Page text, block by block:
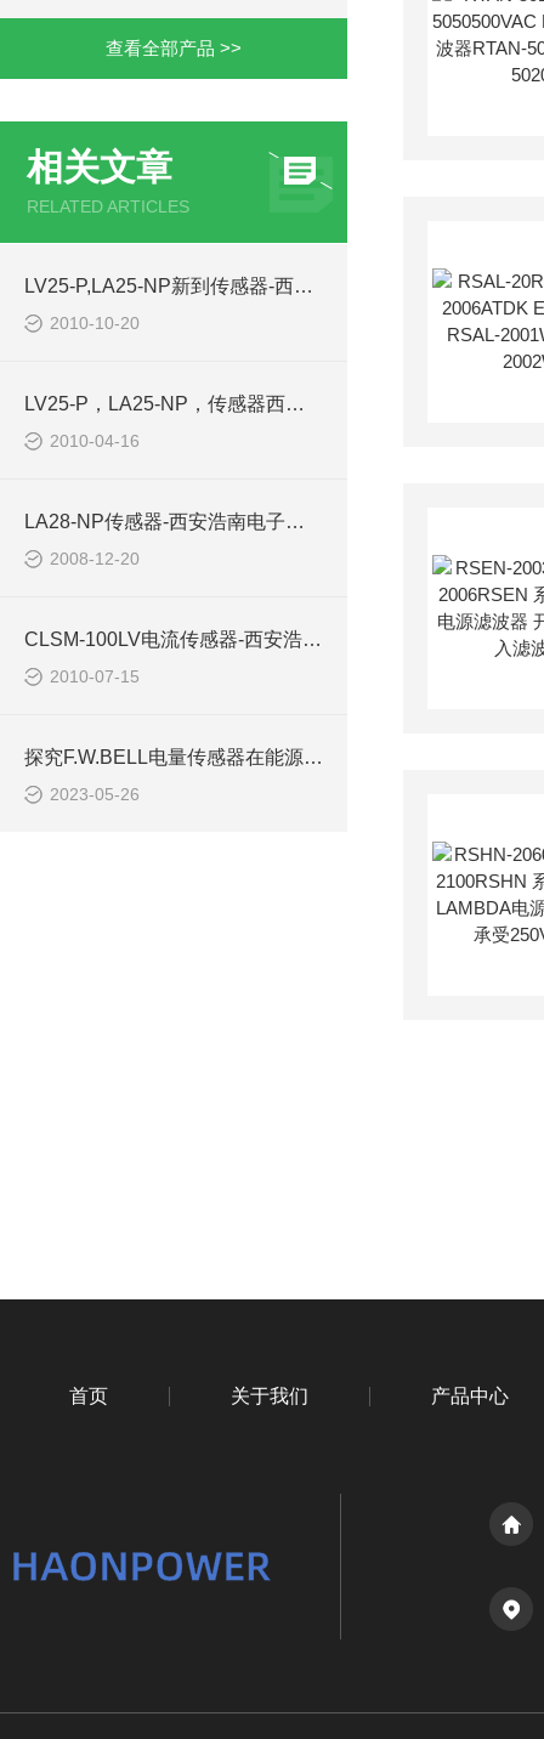
查看全部产品 >>
相关文章
RELATED ARTICLES
LV25-P,LA25-NP新到传感器-西安浩南电子科技
2010-10-20
LV25-P，LA25-NP，传感器西安浩南电子科技
2010-04-16
LA28-NP传感器-西安浩南电子科技有限公司
2008-12-20
CLSM-100LV电流传感器-西安浩南电子科技有限公司
2010-07-15
探究F.W.BELL电量传感器在能源监测中的应用
2023-05-26
首页 关于我们 产品中心